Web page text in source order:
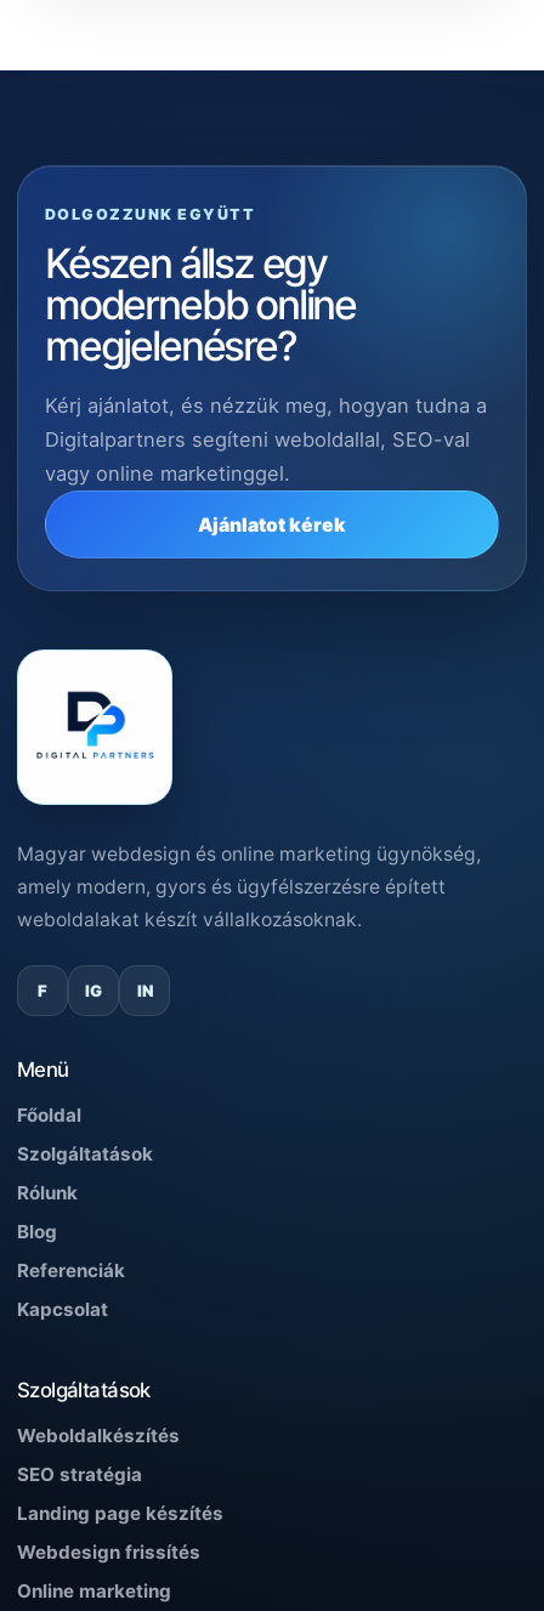
DOLGOZZUNK EGYÜTT
Készen állsz egy
modernebb online
megjelenésre?
Kérj ajánlatot, és nézzük meg, hogyan tudna a
Digitalpartners segíteni weboldallal, SEO-val
vagy online marketinggel.
Ajánlatot kérek
Magyar webdesign és online marketing ügynökség,
amely modern, gyors és ügyfélszerzésre épített
weboldalakat készít vállalkozásoknak.
F IG IN
Menü
Főoldal
Szolgáltatások
Rólunk
Blog
Referenciák
Kapcsolat
Szolgáltatások
Weboldalkészítés
SEO stratégia
Landing page készítés
Webdesign frissítés
Online marketing